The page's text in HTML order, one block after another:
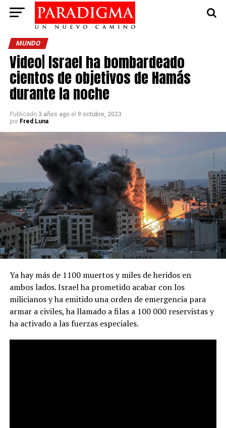
MUNDO
Video| Israel ha bombardeado
cientos de objetivos de Hamás
durante la noche
Publicado 3 años ago el 9 octubre, 2023
por Fred Luna
Ya hay más de 1100 muertos y miles de heridos en
ambos lados. Israel ha prometido acabar con los
milicianos y ha emitido una orden de emergencia para
armar a civiles, ha llamado a filas a 100 000 reservistas y
ha activado a las fuerzas especiales.